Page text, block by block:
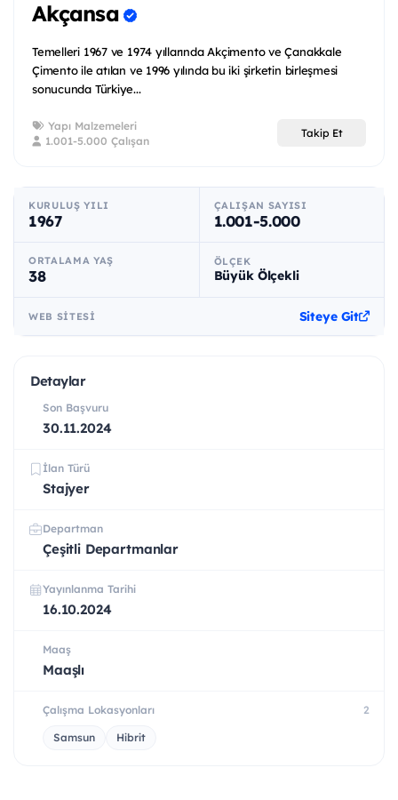
Akçansa
Temelleri 1967 ve 1974 yıllarında Akçimento ve Çanakkale
Çimento ile atılan ve 1996 yılında bu iki şirketin birleşmesi
sonucunda Türkiye...
Yapı Malzemeleri
1.001-5.000 Çalışan
Takip Et
KURULUŞ YILI
1967
ÇALIŞAN SAYISI
1.001-5.000
ORTALAMA YAŞ
38
ÖLÇEK
Büyük Ölçekli
WEB SITESI Siteye Git
Detaylar
Son Başvuru
30.11.2024
İlan Türü
Stajyer
Departman
Çeşitli Departmanlar
Yayınlanma Tarihi
16.10.2024
Maaş
Maaşlı
Çalışma Lokasyonları 2
Samsun Hibrit